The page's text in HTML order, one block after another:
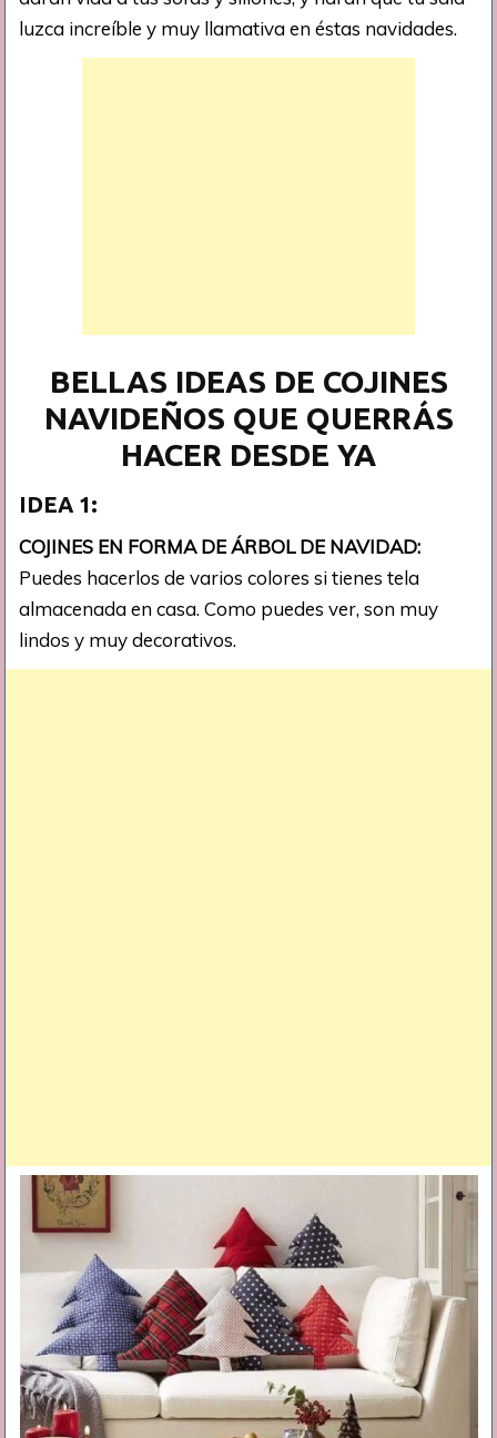
luzca increíble y muy llamativa en éstas navidades.
BELLAS IDEAS DE COJINES
NAVIDEÑOS QUE QUERRÁS
HACER DESDE YA
IDEA 1:
COJINES EN FORMA DE ÁRBOL DE NAVIDAD:
Puedes hacerlos de varios colores si tienes tela
almacenada en casa. Como puedes ver, son muy
lindos y muy decorativos.